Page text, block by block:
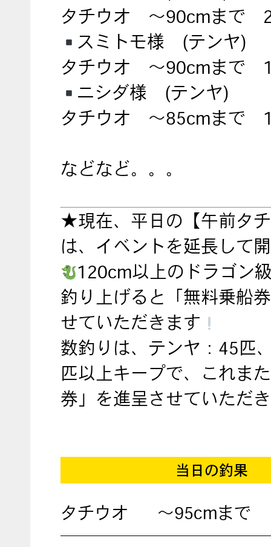
タチウオ ～90cmまで
スミトモ様 (テンヤ)
タチウオ ～90cmまで
ニシダ様 (テンヤ)
タチウオ ～85cmまで
などなど。。。
★現在、平日の【午前タ
は、イベントを延長して
120cm以上のドラゴン
釣り上げると「無料乗船
せていただきます
数釣りは、テンヤ：45匹
匹以上キープで、これま
券」を進呈させていただ
当日の釣果
タチウオ ～95cmまで